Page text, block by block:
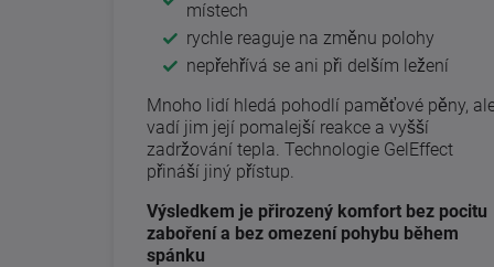
místech
rychle reaguje na změnu polohy
nepřehřívá se ani při delším ležení
Mnoho lidí hledá pohodlí paměťové pěny,
vadí jim její pomalejší reakce a vyšší
zadržování tepla. Technologie GelEffect
přináší jiný přístup.
Výsledkem je přirozený komfort bez pocitu
zaboření a bez omezení pohybu během
spánku